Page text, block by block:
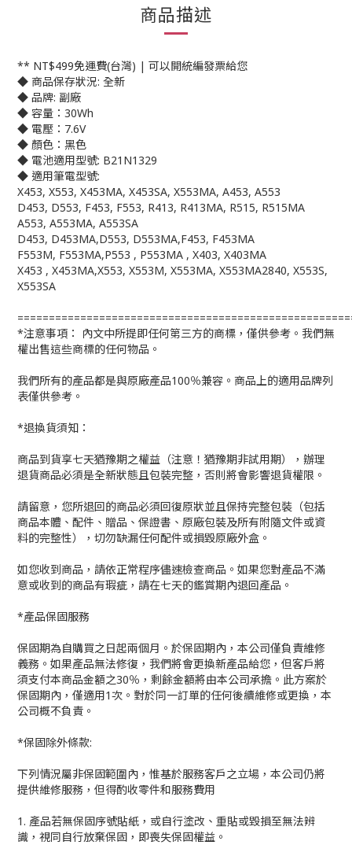
商品描述
** NT$499免運費(台灣) | 可以開統編發票給您
◆ 商品保存狀況: 全新
◆ 品牌: 副廠
◆ 容量：30Wh
◆ 電壓：7.6V
◆ 顏色：黑色
◆ 電池適用型號: B21N1329
◆ 適用筆電型號:
X453, X553, X453MA, X453SA, X553MA, A453, A553
D453, D553, F453, F553, R413, R413MA, R515, R515MA
A553, A553MA, A553SA
D453, D453MA,D553, D553MA,F453, F453MA
F553M, F553MA,P553 , P553MA , X403, X403MA
X453 , X453MA,X553, X553M, X553MA, X553MA2840, X553S,
X553SA
*注意事項： 內文中所提即任何第三方的商標，僅供參考。我們無
權出售這些商標的任何物品。
我們所有的產品都是與原廠產品100％兼容。商品上的適用品牌列
表僅供參考。
*退換貨須知：
商品到貨享七天猶豫期之權益（注意！猶豫期非試用期），辦理
退貨商品必須是全新狀態且包裝完整，否則將會影響退貨權限。
請留意，您所退回的商品必須回復原狀並且保持完整包裝（包括
商品本體、配件、贈品、保證書、原廠包裝及所有附隨文件或資
料的完整性），切勿缺漏任何配件或損毀原廠外盒。
如您收到商品，請依正常程序儘速檢查商品。如果您對產品不滿
意或收到的商品有瑕疵，請在七天的鑑賞期內退回產品。
*產品保固服務
保固期為自購買之日起兩個月。於保固期內，本公司僅負責維修
義務。如果產品無法修復，我們將會更換新產品給您，但客戶將
須支付本商品金額之30％，剩餘金額將由本公司承擔。此方案於
保固期內，僅適用1次。對於同一訂單的任何後續維修或更換，本
公司概不負責。
*保固除外條款:
下列情況屬非保固範圍內，惟基於服務客戶之立場，本公司仍將
提供維修服務，但得酌收零件和服務費用
1. 產品若無保固序號貼紙，或自行塗改、重貼或毀損至無法辨
識，視同自行放棄保固，即喪失保固權益。